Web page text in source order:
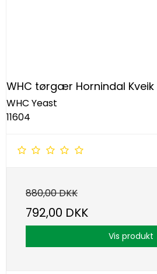
WHC tørgær Hornindal Kveik
WHC Yeast
11604
880,00 DKK
792,00 DKK
Vis produkt